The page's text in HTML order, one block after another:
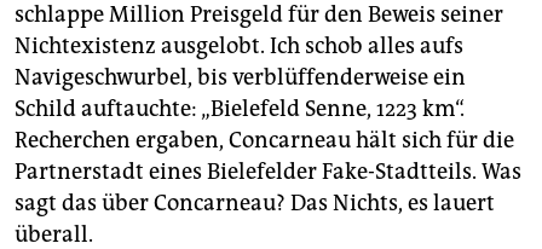
schlappe Million Preisgeld für den Beweis seiner
Nichtexistenz ausgelobt. Ich schob alles aufs
Navigeschwurbel, bis verblüffenderweise ein
Schild auftauchte: „Bielefeld Senne, 1223 km“.
Recherchen ergaben, Concarneau hält sich für die
Partnerstadt eines Bielefelder Fake-Stadtteils. Was
sagt das über Concarneau? Das Nichts, es lauert
überall.